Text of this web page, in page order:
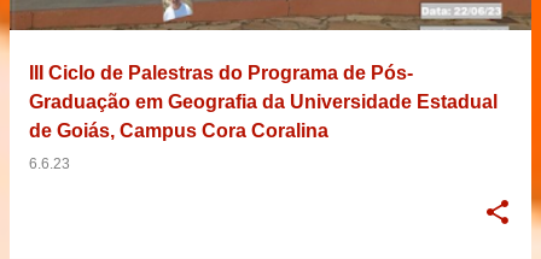
III Ciclo de Palestras do Programa de Pós-
Graduação em Geografia da Universidade Estadual
de Goiás, Campus Cora Coralina
6.6.23